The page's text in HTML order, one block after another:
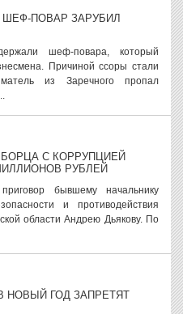
ПОВАР ЗАРУБИЛ
шеф-повара, который
Причиной ссоры стали
из Заречного пропал
С КОРРУПЦИЕЙ
РУБЛЕЙ
бывшему начальнику
и противодействия
области Андрею Дьякову. По
НОВЫЙ ГОД ЗАПРЕТЯТ